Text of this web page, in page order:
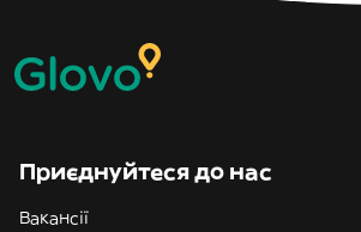
Приєднуйтеся до нас
Вакансії